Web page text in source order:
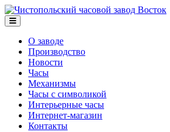
О заводе
Производство
Новости
Часы
Механизмы
Часы с символикой
Интерьерные часы
Интернет-магазин
Контакты